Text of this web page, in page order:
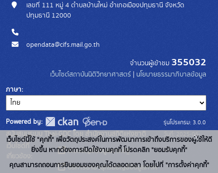
เลขที่ 111 หมู่ 4 ตำบลบ้านใหม่ อำเภอเมืองปทุมธานี จังหวัด
ปทุมธานี 12000
opendata@cifs.mail.go.th
จำนวนผู้เข้าชม 355032
เว็บไซต์สถาบันนิติวิทยาศาสตร์ | นโยบายธรรมาภิบาลข้อมูล
ภาษา
Powered by:
สนับสนุนระบบ Thai-GDC โดย สำนักงานสถิติแห่งชาติ
ระบบบัญชีข้อมูลภาครัฐ
บริการนามานุกรมบัญชีข้อมูลภาค
รุ่นโปรแกรม: 3.0.0
วันที่: 2025-06-
10
เว็บไซต์นี้ใช้ "คุกกี้" เพื่อวัตถุประสงค์ในการพัฒนาการเข้าถึงบริการของผู้ใช้ให้ดี
ยิ่งขึ้น หากต้องการเปิดใช้งานคุกกี้ โปรดคลิก "ยอมรับคุกกี้"
คุณสามารถถอนการยินยอมของคุณได้ตลอดเวลา โดยไปที่ "การตั้งค่าคุกกี้"
x